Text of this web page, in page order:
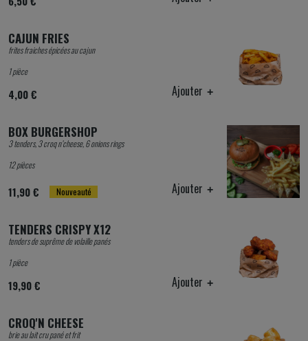
CAJUN FRIES
frites fraiches épicées au cajun
1 pièce
4,00 € Ajouter
Nouveauté
BOX BURGERSHOP
3 tenders, 3 croq n’cheese, 6 onions rings
12 pièces
11,90 € Ajouter
TENDERS CRISPY X12
tenders de suprême de volaille panés
1 pièce
19,90 € Ajouter
CROQ'N CHEESE
brie au lait cru pané et frit